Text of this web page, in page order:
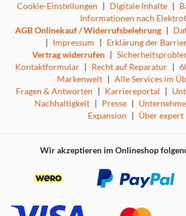
Cookie-Einstellungen | Digitale Inhalte |
Informationen nach
AGB Onlinekauf / Widerrufsbelehrung |
| Impressum | Erklärung der
Vertrag widerrufen |
Kontaktformular | Recht auf Reparatur |
Markenwelt | Alle Services im
Fragen & Antworten | Karriereportal |
Nachhaltigkeit | Presse |
Expansion | Über expert
Wir akzeptieren im Onlineshop